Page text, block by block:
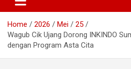
Home 2026 Mei
25
Wagub Cik Ujang Dorong INKINDO
dengan Program Asta Cita